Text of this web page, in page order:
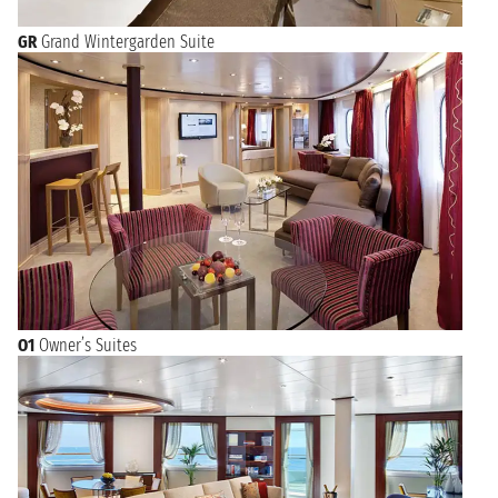
GR Grand Wintergarden Suite
O1 Owner’s Suites